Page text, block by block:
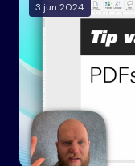
3 jun 2024